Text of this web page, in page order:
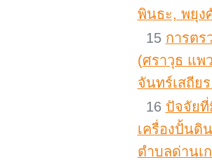
พินธะ, พยุง
15 การตร
(ศราวุธ แพ
จันทร์เสถีย
16 ปัจจัยที่
เครื่องปั้นดิ
ตำบลด่านเ